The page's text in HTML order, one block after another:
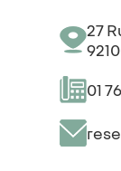
27
01